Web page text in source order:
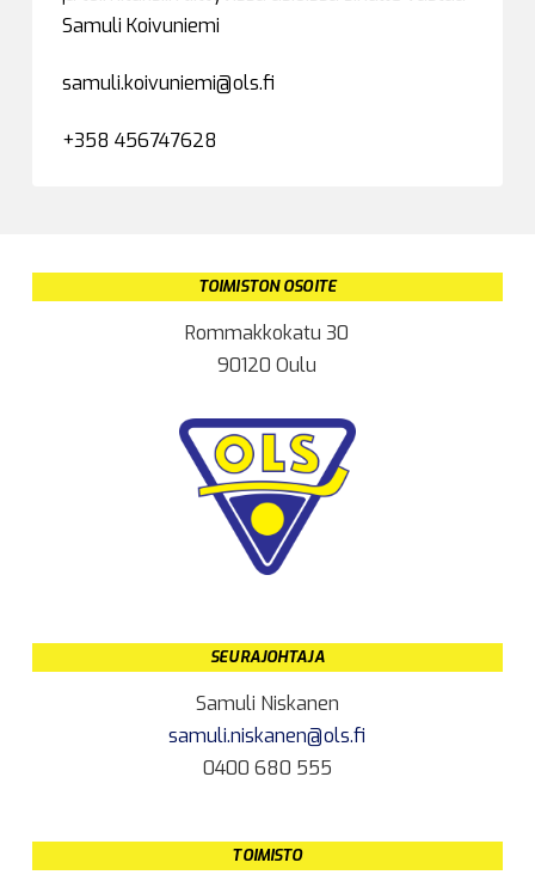
Samuli Koivuniemi
samuli.koivuniemi@ols.fi
+358 456747628
TOIMISTON OSOITE
Rommakkokatu 30
90120 Oulu
SEURAJOHTAJA
Samuli Niskanen
samuli.niskanen@ols.fi
0400 680 555
TOIMISTO